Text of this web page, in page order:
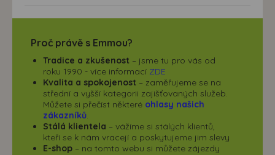
Proč právě s Emmou?
Tradice a zkušenost – jsme tu pro vás od
roku 1990 - více informací ZDE
Kvalita a spokojenost – zaměřujeme se na
střední a vyšší kategorii zajišťovaných služeb.
Můžete si přečíst některé ohlasy našich
zákazníků.
Stálá klientela – vážíme si stálých klientů,
kteří se k nám vracejí a poskytujeme jim slevy
E-shop – na tomto webu si můžete zájezdy